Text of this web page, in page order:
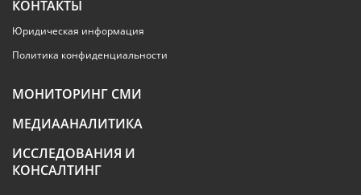
КОНТАКТЫ
Юридическая информация
Политика конфиденциальности
МОНИТОРИНГ СМИ
МЕДИААНАЛИТИКА
ИССЛЕДОВАНИЯ И
КОНСАЛТИНГ